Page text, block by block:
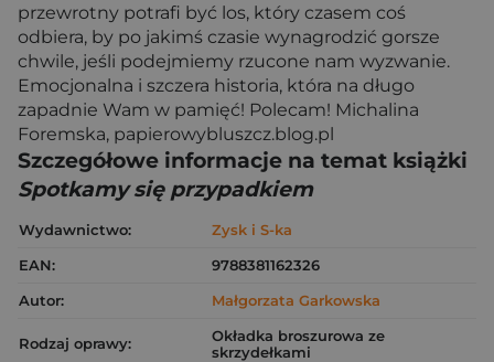
przewrotny potrafi być los, który czasem coś
odbiera, by po jakimś czasie wynagrodzić gorsze
chwile, jeśli podejmiemy rzucone nam wyzwanie.
Emocjonalna i szczera historia, która na długo
zapadnie Wam w pamięć! Polecam! Michalina
Foremska, papierowybluszcz.blog.pl
Szczegółowe informacje na temat książki
Spotkamy się przypadkiem
Wydawnictwo:
Zysk i S-ka
EAN:
9788381162326
Autor:
Małgorzata Garkowska
Rodzaj oprawy:
Okładka broszurowa ze
skrzydełkami